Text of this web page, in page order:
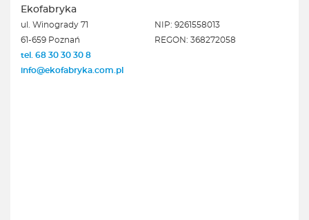
Ekofabryka
ul. Winogrady 71
61-659 Poznań
tel. 68 30 30 30 8
info@ekofabryka.com.pl
NIP: 9261558013
REGON: 368272058